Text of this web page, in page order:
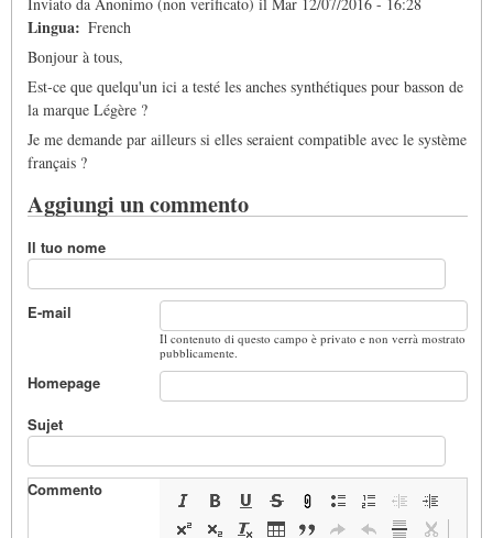
Lingua
French
Bonjour à tous,
Est-ce que quelqu'un ici a testé les anches synthétiques pour basson de
la marque Légère ?
Je me demande par ailleurs si elles seraient compatible avec le système
français ?
Aggiungi un commento
Il tuo nome
E-mail
Il contenuto di questo campo è privato e non verrà mostrato
pubblicamente.
Homepage
Sujet
Commento